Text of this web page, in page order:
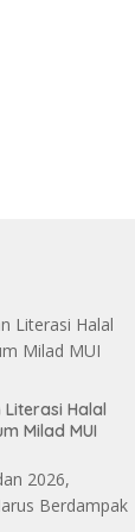
Halal
Milad MUI